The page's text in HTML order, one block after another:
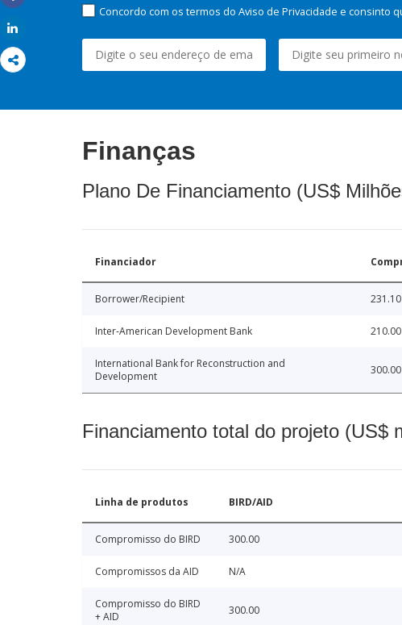
Share
Concordo com os termos do Aviso de Privacidade e consinto
Finanças
Plano De Financiamento (US$
Financiador
Borrower/Recipient 231.10
Inter-American Development Bank 210.00
International Bank for Reconstruction and
Development
300.00
Financiamento total do projeto (US$
Linha de produtos BIRD/AID
Compromisso do BIRD 300.00
Compromissos da AID N/A
Compromisso do BIRD
+ AID
300.00